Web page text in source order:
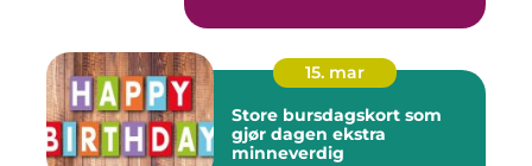
15. mar
Store bursdagskort som
gjør dagen ekstra
minneverdig